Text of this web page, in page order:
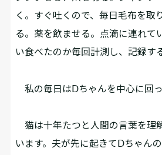
く。すぐ吐くので、毎日毛布を取
る。薬を飲ませる。点滴に連れて
い食べたのか毎回計測し、記録す
私の毎日はⅮちゃんを中心に回っ
猫は十年たつと人間の言葉を理
います。夫が先に起きてⅮちゃん